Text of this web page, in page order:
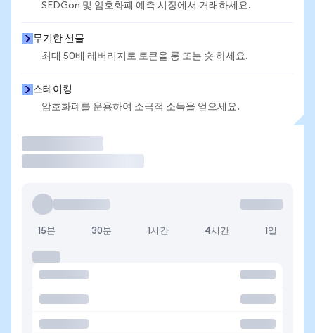
SEDGon 및 암호화폐 예측 시장에서 거래하세요.
무기한 선물
최대 50배 레버리지로 토큰을 롱 또는 숏 하세요.
스테이킹
암호화폐를 운용하여 소극적 소득을 얻으세요.
15분 30분 1시간 4시간 1일